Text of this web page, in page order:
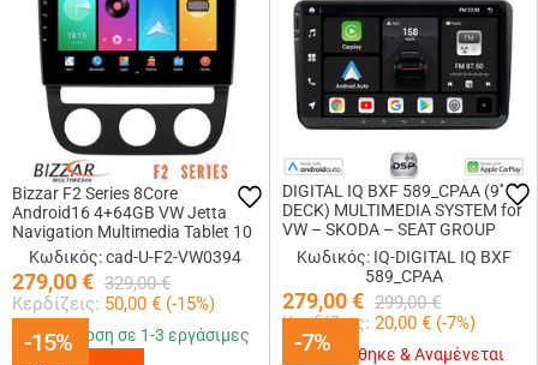
-15%
Bizzar F2 Series 8Core
Android16 4+64GB VW Jetta
Navigation Multimedia Tablet 10
Κωδικός: cad-U-F2-VW0394
279,00€ 329,00 €
Κερδίζεις: 50,00 € (-15%)
-15%
Παράδοση σε 1-3 εργάσιμες -7%
DIGITAL IQ BXF 589_CPAA (9''
DECK) MULTIMEDIA SYSTEM for
VW – SKODA – SEAT GROUP
mod. 2004-2018
Κωδικός: IQ-DIGITAL IQ BXF
589_CPAA
279,00€ 299,00 €
Κερδίζεις: 20,00 € (-7%)
-7%
Εξαντλήθηκε & Αναμένεται